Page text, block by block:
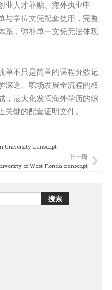
业人才补贴、海外执业申
与学位文凭配套使用，完整
系，弥补单一文凭无法体现
单不只是简单的课程分数记
深造、职场发展全流程的权
，最大化发挥海外学历的综
键的配套证明文件。
University transcript
下一篇
of West Florida transcript
搜索